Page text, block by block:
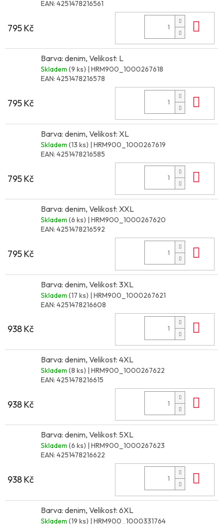
EAN: 4251478216561
795 Kč
Barva: denim, Velikost: L
Skladem (9 ks) | HRM900_1000267618
EAN: 4251478216578
795 Kč
Barva: denim, Velikost: XL
Skladem (13 ks) | HRM900_1000267619
EAN: 4251478216585
795 Kč
Barva: denim, Velikost: XXL
Skladem (6 ks) | HRM900_1000267620
EAN: 4251478216592
795 Kč
Barva: denim, Velikost: 3XL
Skladem (17 ks) | HRM900_1000267621
EAN: 4251478216608
938 Kč
Barva: denim, Velikost: 4XL
Skladem (8 ks) | HRM900_1000267622
EAN: 4251478216615
938 Kč
Barva: denim, Velikost: 5XL
Skladem (6 ks) | HRM900_1000267623
EAN: 4251478216622
938 Kč
Barva: denim, Velikost: 6XL
Skladem (19 ks) | HRM900_1000331764